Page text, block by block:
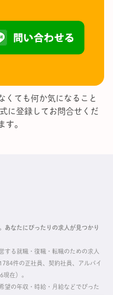
くても何か気になること
に登録してお問合せくだ
す。
あなたにぴったりの求人が見つかり
する就職・復職・転職のための求人
件の正社員、契約社員、アルバイ
在）。
望の年収・時給・月給などでぴった